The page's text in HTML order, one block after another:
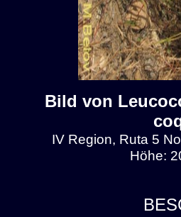
Bild von
IV Region, Ruta 5
Höhe: